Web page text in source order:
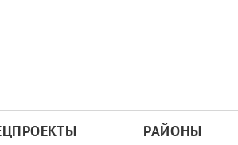
РАЙОНЫ